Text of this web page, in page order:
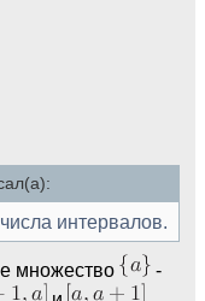
интервалов.
множество
-